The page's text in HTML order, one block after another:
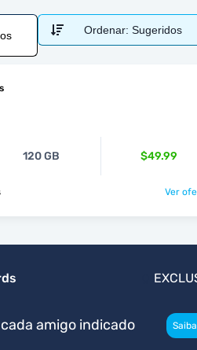
Ordenar: Sugeridos
120 GB $49.99
Ver
amigo indicado